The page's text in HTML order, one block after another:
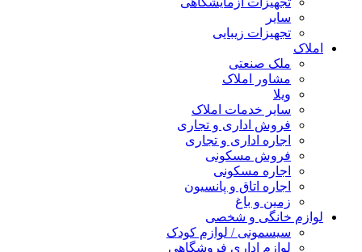
سایر
تجهیزات زیبایی
املاک
ملک صنعتی
مشاور املاک
ویلا
سایر خدمات املاک
فروش اداری و تجاری
اجاره اداری و تجاری
فروش مسکونی
اجاره مسکونی
اجاره اتاق و پانسیون
زمین و باغ
لوازم خانگی و شخصی
سیسمونی / لوازم کودک
لوازم اداری فروشگاهی